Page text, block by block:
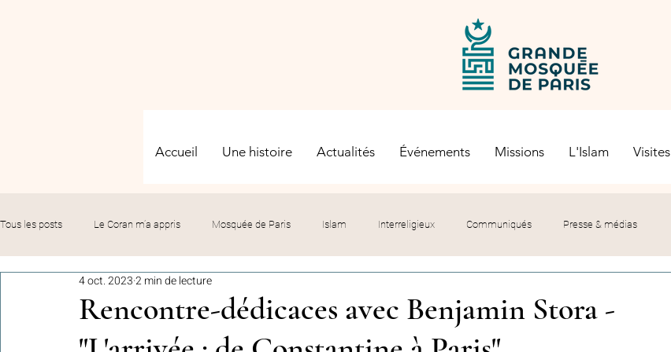
Accueil Une histoire Actualités Événements Missions L'Islam Visites
Tous les posts Le Coran m’a appris Mosquée de Paris Islam Interreligieux Communiqués Presse & médias
Evénements Solidarité Formation
Rencontre-dédicaces avec Benjamin Stora -
4 oct. 20232 min de lecture